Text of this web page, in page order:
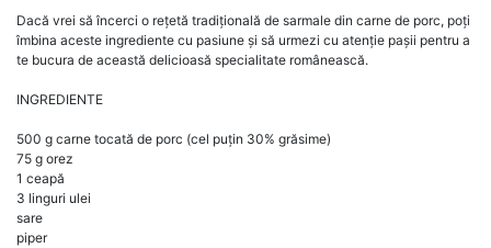
Dacă vrei să încerci o rețetă tradițională de sarmale din carne de porc, poți
îmbina aceste ingrediente cu pasiune și să urmezi cu atenție pașii pentru a
te bucura de această delicioasă specialitate românească.
INGREDIENTE
500 g carne tocată de porc (cel puțin 30% grăsime)
75 g orez
1 ceapă
3 linguri ulei
sare
piper